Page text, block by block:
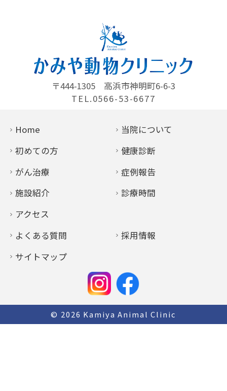
〒444-1305
高浜市神明町6-6-3
TEL.0566-53-6677
Home
当院について
初めての方
健康診断
がん治療
症例報告
施設紹介
診療時間
アクセス
よくある質問
採用情報
サイトマップ
© 2026 Kamiya Animal Clinic